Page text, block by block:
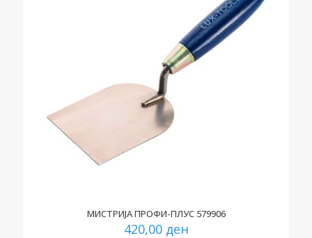
МИСТРИЈА ПРОФИ-ПЛУС 579906
420,00 ден